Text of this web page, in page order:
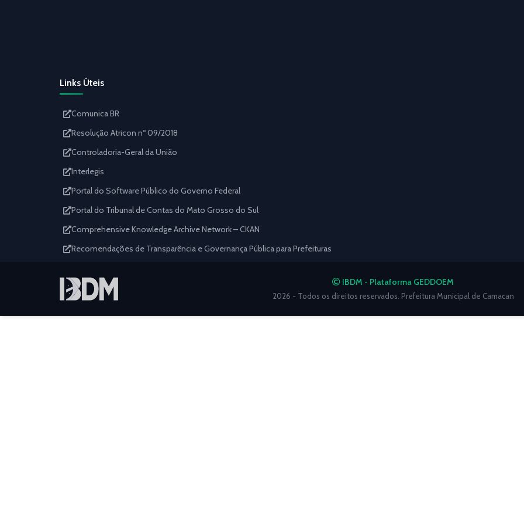
Links Úteis
Comunica BR
Resolução Atricon nº 09/2018
Controladoria-Geral da União
Interlegis
Portal do Software Público do Governo Federal
Portal do Tribunal de Contas do Mato Grosso do Sul
Comprehensive Knowledge Archive Network – CKAN
Recomendações de Transparência e Governança Pública para Prefeituras
IBDM - Plataforma GEDDOEM
2026 - Todos os direitos reservados. Prefeitura Municipal de Camacan